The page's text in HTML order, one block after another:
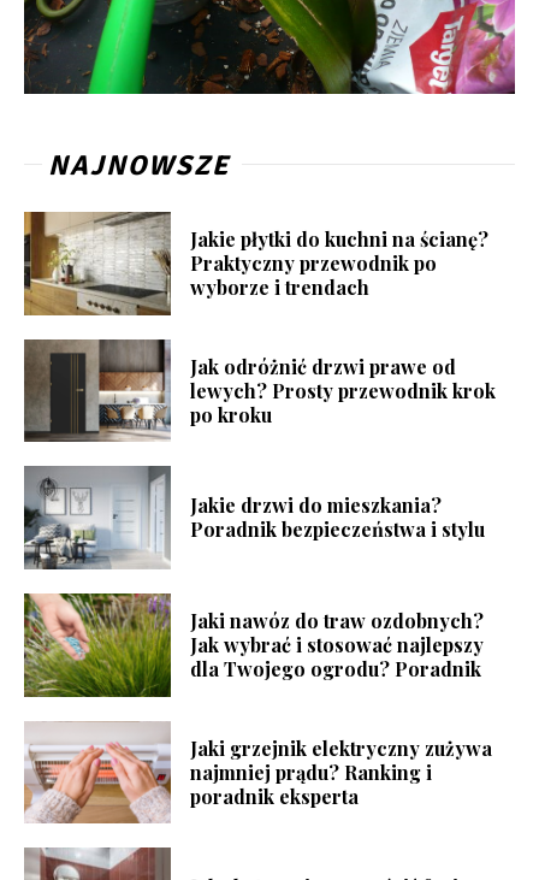
NAJNOWSZE
Jakie płytki do kuchni na ścianę?
Praktyczny przewodnik po
wyborze i trendach
Jak odróżnić drzwi prawe od
lewych? Prosty przewodnik krok
po kroku
Jakie drzwi do mieszkania?
Poradnik bezpieczeństwa i stylu
Jaki nawóz do traw ozdobnych?
Jak wybrać i stosować najlepszy
dla Twojego ogrodu? Poradnik
Jaki grzejnik elektryczny zużywa
najmniej prądu? Ranking i
poradnik eksperta